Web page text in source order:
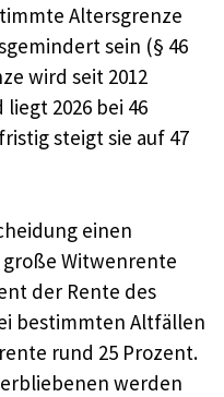
Altersgrenze
sein (§ 46
wird seit 2012
2026 bei 46
steigt sie auf 47
einen
Witwenrente
der Rente des
bestimmten Altfällen
rund 25 Prozent.
werden